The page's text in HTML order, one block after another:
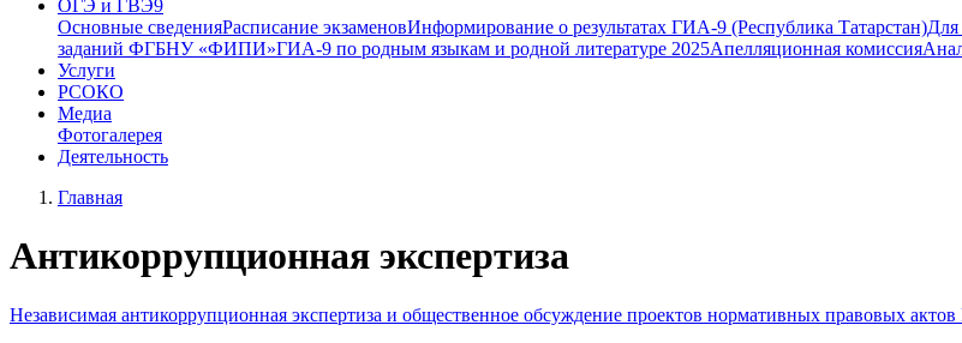
ОГЭ и ГВЭ9
Основные сведенияРасписание экзаменовИнформирование о результатах ГИА-9 (Республика Татарстан)
заданий ФГБНУ «ФИПИ»ГИА-9 по родным языкам и родной литературе 2025Апелляционная комиссия
Услуги
РСОКО
Медиа
Фотогалерея
Деятельность
Главная
Антикоррупционная экспертиза
Независимая антикоррупционная экспертиза и общественное обсуждение проектов нормативных правовых актов